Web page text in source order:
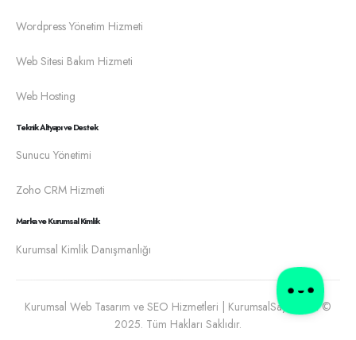
Wordpress Yönetim Hizmeti
Web Sitesi Bakım Hizmeti
Web Hosting
Teknik Altyapı ve Destek
Sunucu Yönetimi
Zoho CRM Hizmeti
Marka ve Kurumsal Kimlik
Kurumsal Kimlik Danışmanlığı
Kurumsal Web Tasarım ve SEO Hizmetleri | KurumsalSayfa.com ©
2025. Tüm Hakları Saklıdır.